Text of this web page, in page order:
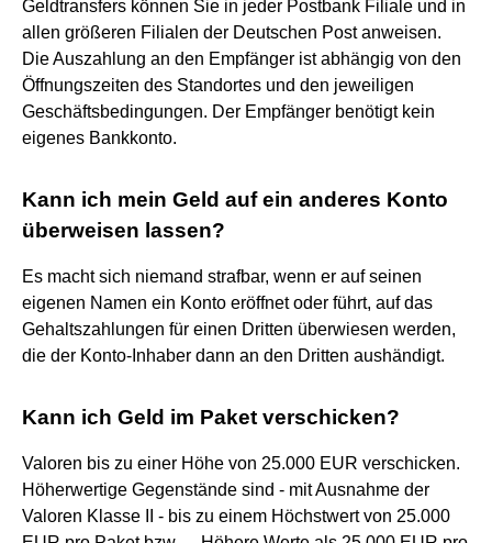
Geldtransfers können Sie in jeder Postbank Filiale und in
allen größeren Filialen der Deutschen Post anweisen.
Die Auszahlung an den Empfänger ist abhängig von den
Öffnungszeiten des Standortes und den jeweiligen
Geschäftsbedingungen. Der Empfänger benötigt kein
eigenes Bankkonto.
Kann ich mein Geld auf ein anderes Konto
überweisen lassen?
Es macht sich niemand strafbar, wenn er auf seinen
eigenen Namen ein Konto eröffnet oder führt, auf das
Gehaltszahlungen für einen Dritten überwiesen werden,
die der Konto-Inhaber dann an den Dritten aushändigt.
Kann ich Geld im Paket verschicken?
Valoren bis zu einer Höhe von 25.000 EUR verschicken.
Höherwertige Gegenstände sind - mit Ausnahme der
Valoren Klasse II - bis zu einem Höchstwert von 25.000